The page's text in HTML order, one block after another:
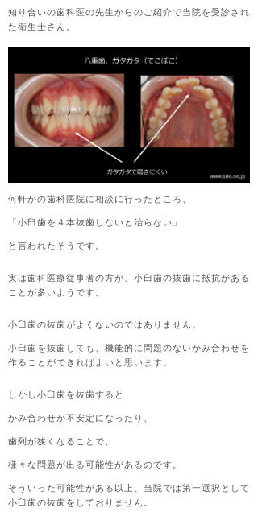
知り合いの歯科医の先生からのご紹介で当院を受診され
た衛生士さん。
何軒かの歯科医院に相談に行ったところ、
「小臼歯を４本抜歯しないと治らない」
と言われたそうです。
実は歯科医療従事者の方が、小臼歯の抜歯に抵抗がある
ことが多いようです。
小臼歯の抜歯がよくないのではありません。
小臼歯を抜歯しても、機能的に問題のないかみ合わせを
作ることができればよいと思います。
しかし小臼歯を抜歯すると
かみ合わせが不安定になったり、
歯列が狭くなることで、
様々な問題が出る可能性があるのです。
そういった可能性がある以上、当院では第一選択として
小臼歯の抜歯をしておりません。